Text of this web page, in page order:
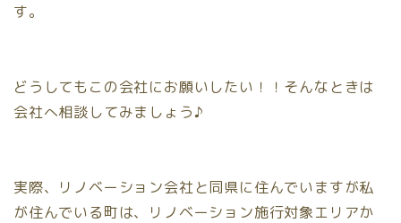
す。
どうしてもこの会社にお願いしたい！！そんなときは
会社へ相談してみましょう♪
実際、リノベーション会社と同県に住んでいますが私
が住んでいる町は、リノベーション施行対象エリアか